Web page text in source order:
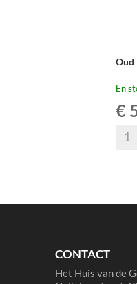
Oud
En
€
CONTACT
Het Huis van de